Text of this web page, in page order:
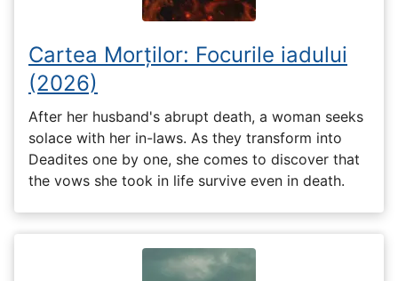
Cartea Morților: Focurile iadului
(2026)
After her husband's abrupt death, a woman seeks
solace with her in-laws. As they transform into
Deadites one by one, she comes to discover that
the vows she took in life survive even in death.